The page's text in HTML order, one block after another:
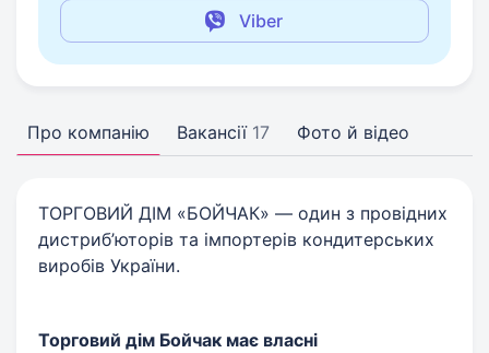
Viber
Про компанію Вакансії 17 Фото й відео
ТОРГОВИЙ ДІМ «БОЙЧАК» — один з провідних
дистриб’юторів та імпортерів кондитерських
виробів України.
Торговий дім Бойчак має власні